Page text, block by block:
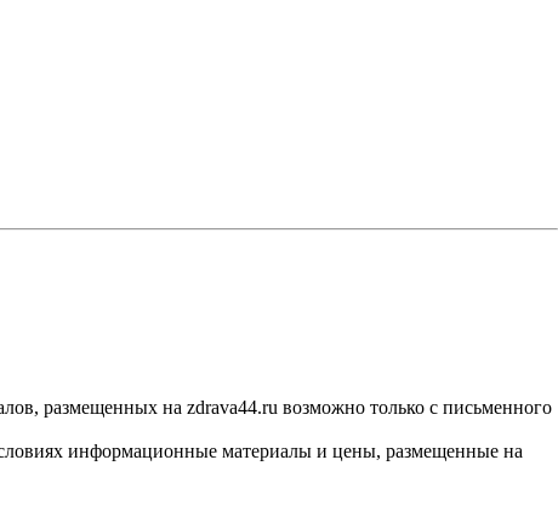
размещенных на zdrava44.ru возможно только с письменного
информационные материалы и цены, размещенные на